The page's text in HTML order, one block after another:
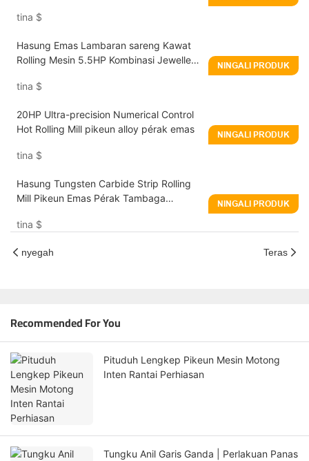
tina $
Hasung Emas Lambaran sareng Kawat
Rolling Mesin 5.5HP Kombinasi Jewellery
tina $
NINGALI PRODUK
20HP Ultra-precision Numerical Control
Hot Rolling Mill pikeun alloy pérak emas
tina $
NINGALI PRODUK
Hasung Tungsten Carbide Strip Rolling
Mill Pikeun Emas Pérak Tambaga
tina $
NINGALI PRODUK
nyegah Teras
Recommended For You
Pituduh Lengkep Pikeun Mesin Motong
Inten Rantai Perhiasan
Tungku Anil Garis Ganda | Perlakuan Panas